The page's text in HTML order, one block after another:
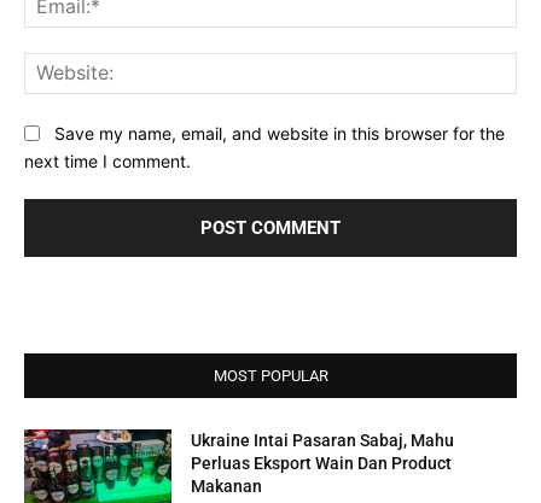
Save my name, email, and website in this browser for the
next time I comment.
MOST POPULAR
Ukraine Intai Pasaran Sabaj, Mahu
Perluas Eksport Wain Dan Product
Makanan